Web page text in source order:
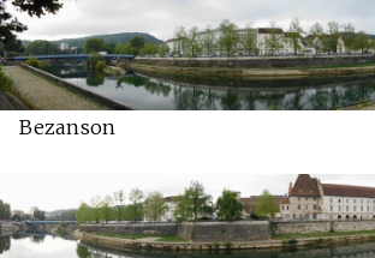
Bezanson